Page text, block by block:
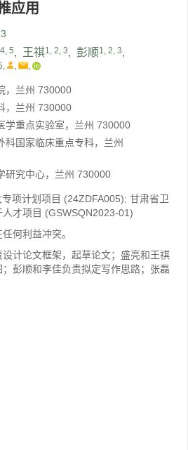
应用
5, 王祺1, 2, 3, 彭顺1, 2, 3,
, , ,
，兰州 730000
，兰州 730000
学重点实验室，兰州 730000
科国家临床重点专科，兰州
研究中心，兰州 730000
项计划项目 (24ZDFA005); 甘肃省卫
才项目 (GSWSQN2023-01)
何利益冲突。
设计论文框架，起草论文；盛亮和王祺
彭顺和李佳负责拟定写作思路；张磊